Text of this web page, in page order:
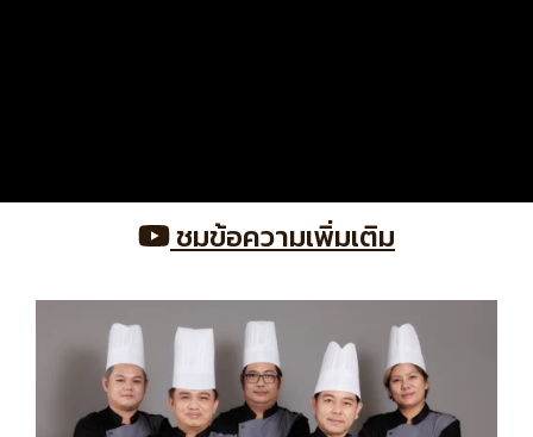
ชมข้อความเพิ่มเติม